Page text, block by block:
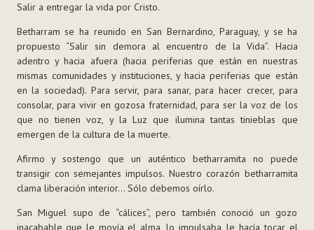
Salir a entregar la vida por Cristo.
Betharram se ha reunido en San Bernardino, Paraguay, y se ha
propuesto “Salir sin demora al encuentro de la Vida”. Hacia
adentro y hacia afuera (hacia periferias que están en nuestras
mismas comunidades y instituciones, y hacia periferias que están
en la sociedad). Para servir, para sanar, para hacer crecer, para
consolar, para vivir en gozosa fraternidad, para ser la voz de los
que no tienen voz, y la Luz que ilumina tantas tinieblas que
emergen de la cultura de la muerte.
Afirmo y sostengo que un auténtico betharramita no puede
transigir con semejantes impulsos. Nuestro corazón betharramita
clama liberación interior… Sólo debemos oírlo.
San Miguel supo de “cálices”, pero también conoció un gozo
inacabable que le movía el alma, lo impulsaba, le hacía tocar el